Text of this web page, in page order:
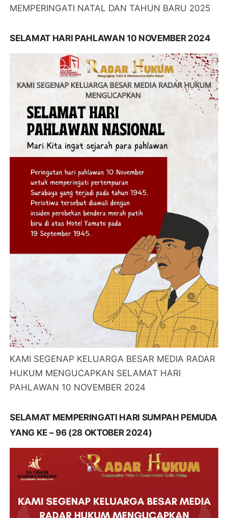
MEMPERINGATI NATAL DAN TAHUN BARU 2025
SELAMAT HARI PAHLAWAN 10 NOVEMBER 2024
KAMI SEGENAP KELUARGA BESAR MEDIA RADAR
HUKUM MENGUCAPKAN SELAMAT HARI
PAHLAWAN 10 NOVEMBER 2024
SELAMAT MEMPERINGATI HARI SUMPAH PEMUDA
YANG KE – 96 (28 OKTOBER 2024)